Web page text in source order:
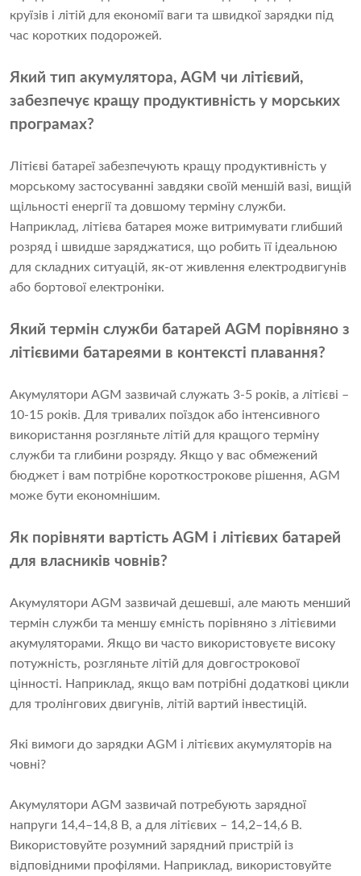
круїзів і літій для економії ваги та швидкої зарядки під
час коротких подорожей.
Який тип акумулятора, AGM чи літієвий,
забезпечує кращу продуктивність у морських
програмах?
Літієві батареї забезпечують кращу продуктивність у
морському застосуванні завдяки своїй меншій вазі, вищій
щільності енергії та довшому терміну служби.
Наприклад, літієва батарея може витримувати глибший
розряд і швидше заряджатися, що робить її ідеальною
для складних ситуацій, як-от живлення електродвигунів
або бортової електроніки.
Який термін служби батарей AGM порівняно з
літієвими батареями в контексті плавання?
Акумулятори AGM зазвичай служать 3-5 років, а літієві –
10-15 років. Для тривалих поїздок або інтенсивного
використання розгляньте літій для кращого терміну
служби та глибини розряду. Якщо у вас обмежений
бюджет і вам потрібне короткострокове рішення, AGM
може бути економнішим.
Як порівняти вартість AGM і літієвих батарей
для власників човнів?
Акумулятори AGM зазвичай дешевші, але мають менший
термін служби та меншу ємність порівняно з літієвими
акумуляторами. Якщо ви часто використовуєте високу
потужність, розгляньте літій для довгострокової
цінності. Наприклад, якщо вам потрібні додаткові цикли
для тролінгових двигунів, літій вартий інвестицій.
Які вимоги до зарядки AGM і літієвих акумуляторів на
човні?
Акумулятори AGM зазвичай потребують зарядної
напруги 14,4–14,8 В, а для літієвих – 14,2–14,6 В.
Використовуйте розумний зарядний пристрій із
відповідними профілями. Наприклад, використовуйте